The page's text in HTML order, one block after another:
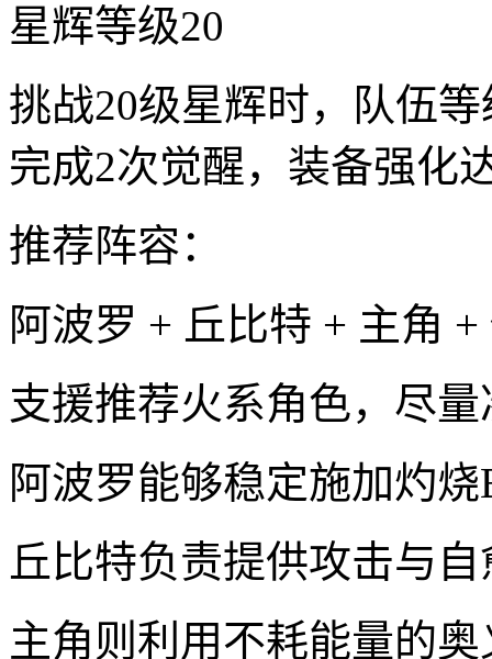
星辉等级20
挑战20级星辉时，队伍
完成2次觉醒，装备强化
推荐阵容：
阿波罗 + 丘比特 + 主角
支援推荐火系角色，尽
阿波罗能够稳定施加灼烧
丘比特负责提供攻击与
主角则利用不耗能量的